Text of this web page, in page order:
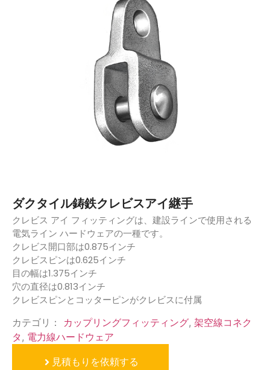
ダクタイル鋳鉄クレビスアイ継手
クレビス アイ フィッティングは、建設ラインで使用される
電気ライン ハードウェアの一種です。
クレビス開口部は0.875インチ
クレビスピンは0.625インチ
目の幅は1.375インチ
穴の直径は0.813インチ
クレビスピンとコッターピンがクレビスに付属
カテゴリ： カップリングフィッティング, 架空線コネク
タ, 電力線ハードウェア
見積もりを依頼する